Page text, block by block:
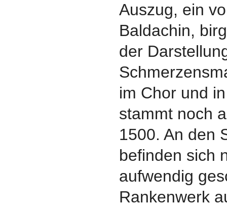
Auszug, ein
Baldachin,
der
im Chor und
stammt noch
1500. An den
befinden sich
aufwendig
Rankenwerk